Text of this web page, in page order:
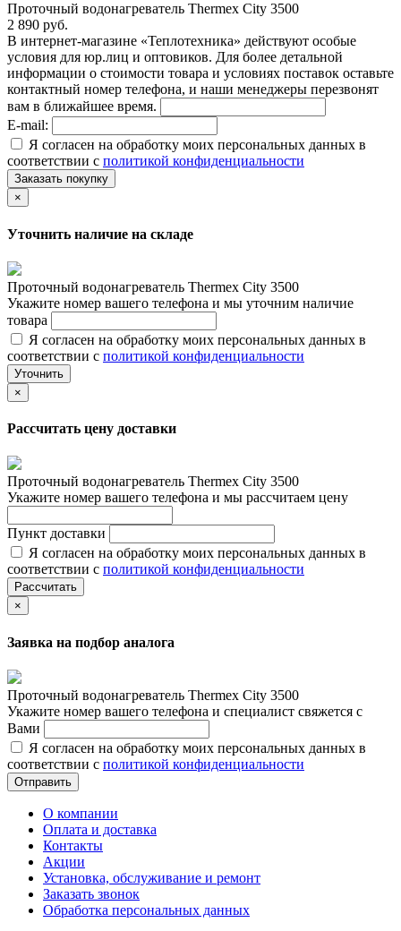
Проточный водонагреватель Thermex City 3500
2 890 руб.
В интернет-магазине «Теплотехника» действуют особые
условия для юр.лиц и оптовиков. Для более детальной
информации о стоимости товара и условиях поставок оставьте
контактный номер телефона, и наши менеджеры перезвонят
вам в ближайшее время.
E-mail:
Я согласен на обработку моих персональных данных в
соответствии с политикой конфиденциальности
Заказать покупку
×
Уточнить наличие на складе
Проточный водонагреватель Thermex City 3500
Укажите номер вашего телефона и мы уточним наличие
товара
Я согласен на обработку моих персональных данных в
соответствии с политикой конфиденциальности
Уточнить
×
Рассчитать цену доставки
Проточный водонагреватель Thermex City 3500
Укажите номер вашего телефона и мы рассчитаем цену
Пункт доставки
Я согласен на обработку моих персональных данных в
соответствии с политикой конфиденциальности
Рассчитать
×
Заявка на подбор аналога
Проточный водонагреватель Thermex City 3500
Укажите номер вашего телефона и специалист свяжется с
Вами
Я согласен на обработку моих персональных данных в
соответствии с политикой конфиденциальности
Отправить
О компании
Оплата и доставка
Контакты
Акции
Установка, обслуживание и ремонт
Заказать звонок
Обработка персональных данных